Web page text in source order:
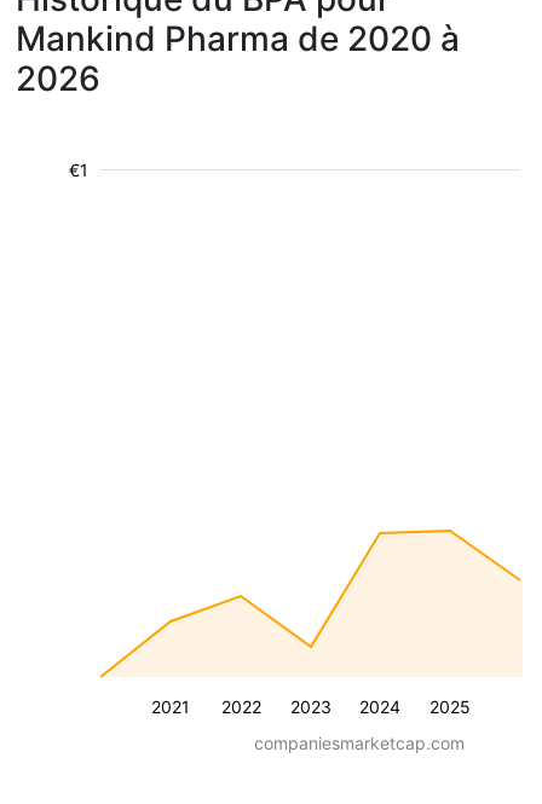
Mankind Pharma de 2020 à
2026
2021 2022 2023 2024 2025
€1
companiesmarketcap.com